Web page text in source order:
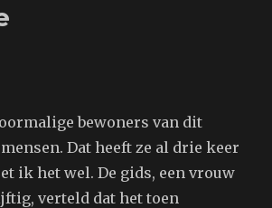
bewoners van dit
Dat heeft ze al drie keer
ik het wel. De gids, een vrouw
verteld dat het toen